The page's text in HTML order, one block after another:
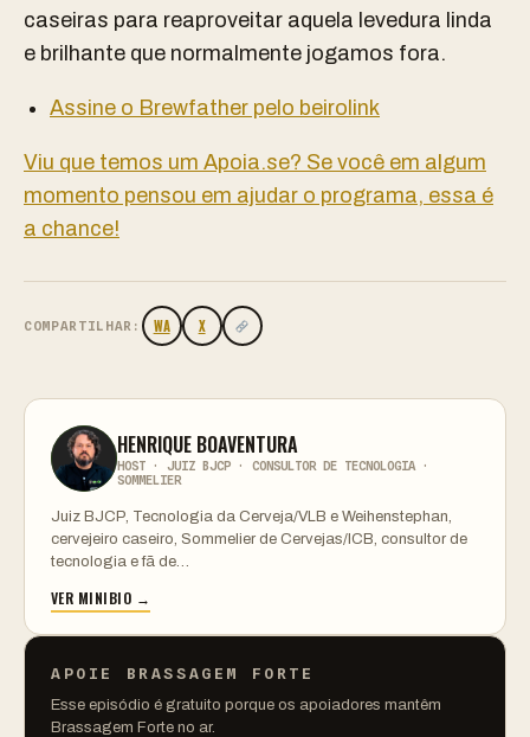
caseiras para reaproveitar aquela levedura linda
e brilhante que normalmente jogamos fora.
Assine o Brewfather pelo beirolink
Viu que temos um Apoia.se? Se você em algum
momento pensou em ajudar o programa, essa é
a chance!
COMPARTILHAR: WA X
HENRIQUE BOAVENTURA
HOST · JUIZ BJCP · CONSULTOR DE TECNOLOGIA ·
SOMMELIER
Juiz BJCP, Tecnologia da Cerveja/VLB e Weihenstephan,
cervejeiro caseiro, Sommelier de Cervejas/ICB, consultor de
tecnologia e fã de…
VER MINIBIO →
APOIE BRASSAGEM FORTE
Esse episódio é gratuito porque os apoiadores mantêm
Brassagem Forte no ar.